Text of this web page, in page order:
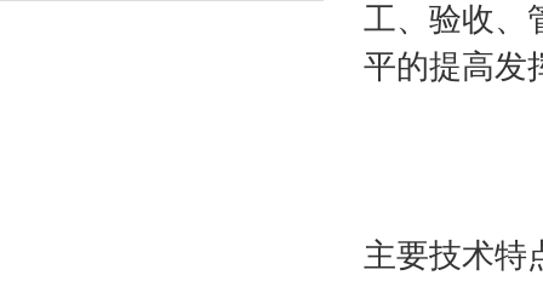
工、验收、
平的提高发
主要技术特